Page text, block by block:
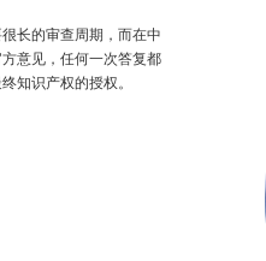
长的审查周期，而在中
意见，任何一次答复都
知识产权的授权。